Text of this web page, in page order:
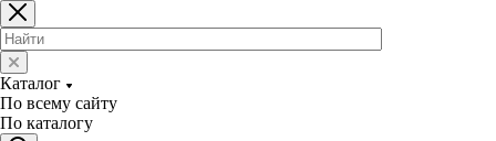
Каталог
По всему сайту
По каталогу